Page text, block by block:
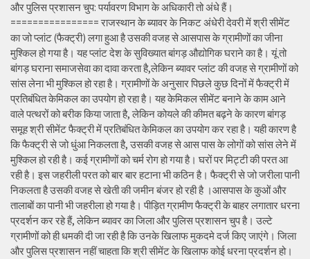
और पुलिस प्रशासन चुप: पर्यावरण विभाग के अधिकारी तो अंधे हैं।
================ राजस्थान के ब्यावर के निकट अंधेरी देवरी में श्री सीमेंट
का जो प्लांट (फैक्ट्री) लगा हुआ है उसकी वजह से आसपास के ग्रामीणों का जीना
मुश्किल हो गया है। यह प्लांट देश के सुविख्यात बांगड़ औद्योगिक घराने का है। यूं तो
बांगड़ घराना समाजसेवा का दावा करता है,लेकिन ब्यावर प्लांट की वजह से ग्रामीणों को
सांस लेना भी मुश्किल हो रहा है। ग्रामीणों के अनुसार पिछले कुछ दिनों में फैक्ट्री में
प्रतिबंधित केमिकल का उपयोग हो रहा है। यह केमिकल सीमेंट बनाने के काम आने
वाले पत्थरों को बरीक किया जाता है, लेकिन कोयले की कीमत बढ़ने के कारण बांगड़
समूह श्री सीमेंट फैक्ट्री में प्रतिबंधित केमिकल का उपयोग कर रहा है। यही कारण है
कि फैक्ट्री से जो धुंआ निकलता है, उसकी वजह से आस पास के लोगों को सांस लेने में
मुश्किल हो रही है। कई ग्रामीणों को चर्म रोग हो गया है। घरों पर मिट्टी की परत आ
रही है। इस जहरीली परत को बार बार हटाना भी कठिन है। फैक्ट्री से जो जरीला पानी
निकलता है उसकी वजह से खेती की जमीन बंजर हो रही है ।आसपास के कुओं और
तालाबों का पानी भी जहरीला हो गया है। पीड़ित ग्रामीण फैक्ट्री के बाहर लगातार धरना
प्रदर्शन कर रहे हैं, लेकिन ब्यावर का जिला और पुलिस प्रशासन चुप है। उल्टे
ग्रामीणों को ही धमकी दी जा रही है कि उनके खिलाफ मुकदमे दर्ज किए जाएंगे। जिला
और पुलिस प्रशासन नहीं चाहता कि श्री सीमेंट के खिलाफ कोई धरना प्रदर्शन हो।